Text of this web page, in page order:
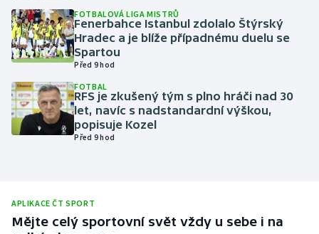
Motorsport
Olympijské hry
Parasport
Plavání
Rychlobruslení
FOTBALOVÁ LIGA MISTRŮ
Fenerbahce Istanbul zdolalo Štýrský
Hradec a je blíže případnému duelu se
Spartou
Před 9 hod
FOTBAL
RFS je zkušený tým s plno hráči nad 30
let, navíc s nadstandardní výškou,
popisuje Kozel
Před 9 hod
APLIKACE ČT SPORT
Mějte celý sportovní svět vždy u sebe i na